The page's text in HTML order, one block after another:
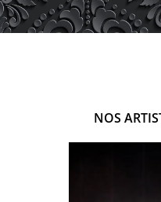
NOS